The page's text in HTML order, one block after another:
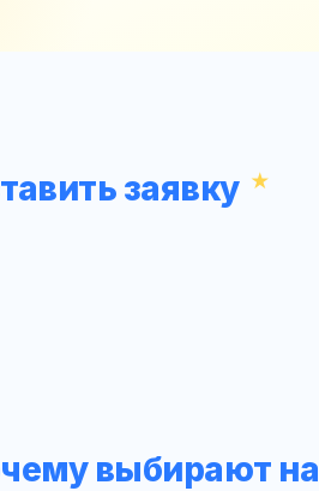
заявку
выбирают